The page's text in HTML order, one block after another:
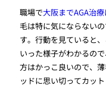
職場で大阪までAGA治
毛は特に気にならない
す。行動を見ていると
いった様子がわかるの
方はかっこ良いので、
ッドに思い切ってカッ